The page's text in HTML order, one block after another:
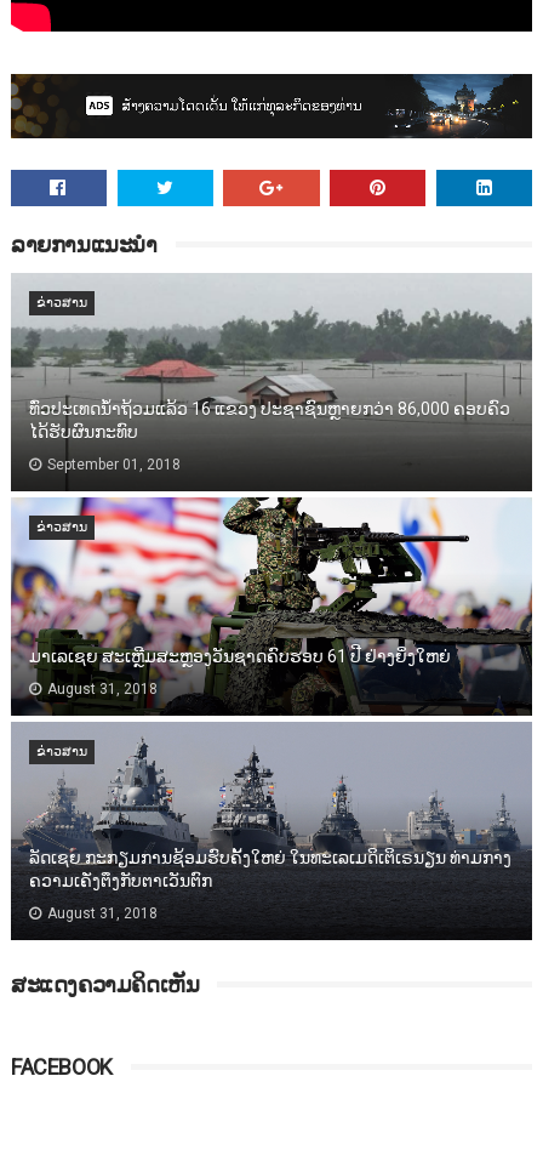
ລາຍການແນະນຳ
ຂ່າວສານ
ທົ່ວປະເທດນ້ຳຖ້ວມແລ້ວ 16 ແຂວງ ປະຊາຊົນຫຼາຍກວ່າ 86,000​ ຄອບຄົວ
ໄດ້ຮັບຜົນກະທົບ
September 01, 2018
ຂ່າວສານ
ມາເລເຊຍ ສະເຫຼີມສະຫຼອງວັນຊາດຄົບຮອບ 61 ປີ ຢ່າງຍິ່ງໃຫຍ່
August 31, 2018
ຂ່າວສານ
ລັດເຊຍ ກະກຽມການຊ້ອມຮົບຄັ້ງໃຫຍ່ ໃນທະເລເມດິເຕິເຣນຽນ ທ່າມກາງ
ຄວາມເຄັ່ງຕຶງກັບຕາເວັນຕົກ
August 31, 2018
ສະແດງຄວາມຄິດເຫັນ
FACEBOOK